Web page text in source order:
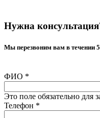
Нужна
Мы перезвоним вам в течении
ФИО *
Это поле обязательно для
Телефон *